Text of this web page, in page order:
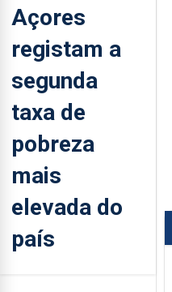
Açores
registam a
segunda
taxa de
pobreza
mais
elevada do
país